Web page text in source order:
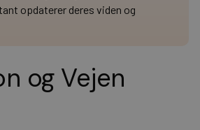
opdaterer deres viden og
og Vejen